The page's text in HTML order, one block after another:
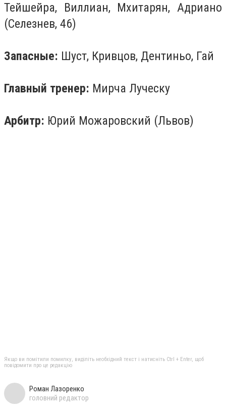
Тейшейра, Виллиан, Мхитарян, Адриано
(Селезнев, 46)
Запасные: Шуст, Кривцов, Дентиньо, Гай
Главный тренер: Мирча Луческу
Арбитр: Юрий Можаровский (Львов)
Якщо ви помітили помилку, виділіть необхідний текст і натисніть Ctrl + Enter, щоб
повідомити про це редакцію
Роман Лазоренко
головний редактор